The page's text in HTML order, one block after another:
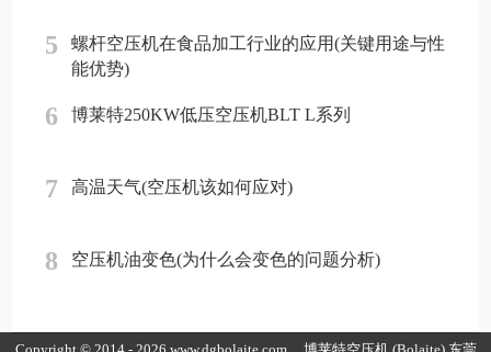
5
螺杆空压机在食品加工行业的应用(关键用途与性
能优势)
6 博莱特250KW低压空压机BLT L系列
7 高温天气(空压机该如何应对)
8 空压机油变色(为什么会变色的问题分析)